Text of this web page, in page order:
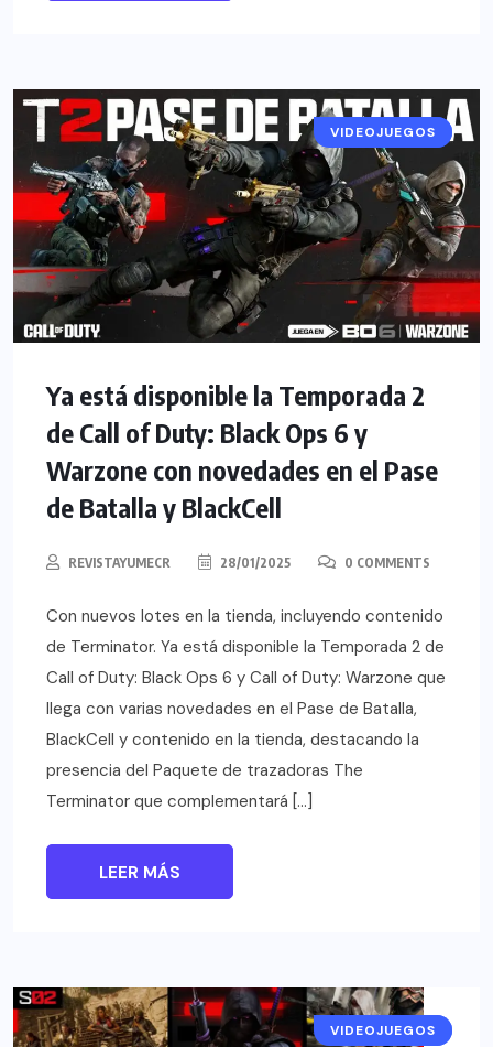
NOTICIAS
VIDEOJUEGOS
Ya está disponible la Temporada 2
de Call of Duty: Black Ops 6 y
Warzone con novedades en el Pase
de Batalla y BlackCell
REVISTAYUMECR 28/01/2025 0 COMMENTS
Con nuevos lotes en la tienda, incluyendo contenido
de Terminator. Ya está disponible la Temporada 2 de
Call of Duty: Black Ops 6 y Call of Duty: Warzone que
llega con varias novedades en el Pase de Batalla,
BlackCell y contenido en la tienda, destacando la
presencia del Paquete de trazadoras The
Terminator que complementará […]
LEER MÁS
NOTICIAS
VIDEOJUEGOS